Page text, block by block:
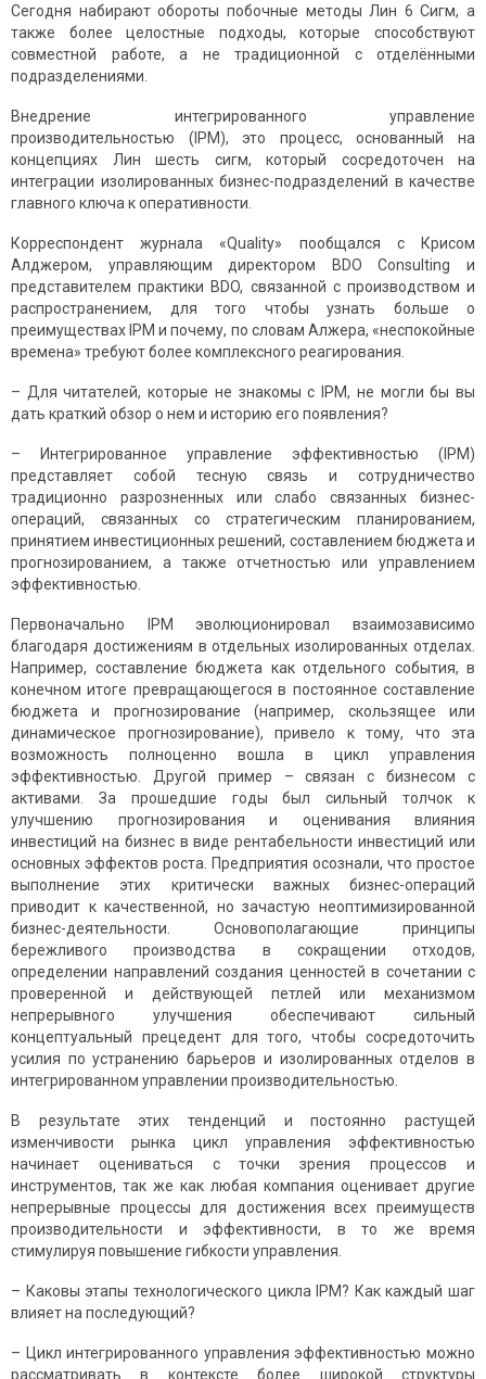
Сегодня набирают обороты побочные методы Лин 6 Сигм, а
также более целостные подходы, которые способствуют
совместной работе, а не традиционной с отделёнными
подразделениями.
Внедрение интегрированного управление
производительностью (IPM), это процесс, основанный на
концепциях Лин шесть сигм, который сосредоточен на
интеграции изолированных бизнес-подразделений в качестве
главного ключа к оперативности.
Корреспондент журнала «Quality» пообщался с Крисом
Алджером, управляющим директором BDO Consulting и
представителем практики BDO, связанной с производством и
распространением, для того чтобы узнать больше о
преимуществах IPM и почему, по словам Алжера, «неспокойные
времена» требуют более комплексного реагирования.
– Для читателей, которые не знакомы с IPM, не могли бы вы
дать краткий обзор о нем и историю его появления?
– Интегрированное управление эффективностью (IPM)
представляет собой тесную связь и сотрудничество
традиционно разрозненных или слабо связанных бизнес-
операций, связанных со стратегическим планированием,
принятием инвестиционных решений, составлением бюджета и
прогнозированием, а также отчетностью или управлением
эффективностью.
Первоначально IPM эволюционировал взаимозависимо
благодаря достижениям в отдельных изолированных отделах.
Например, составление бюджета как отдельного события, в
конечном итоге превращающегося в постоянное составление
бюджета и прогнозирование (например, скользящее или
динамическое прогнозирование), привело к тому, что эта
возможность полноценно вошла в цикл управления
эффективностью. Другой пример – связан с бизнесом с
активами. За прошедшие годы был сильный толчок к
улучшению прогнозирования и оценивания влияния
инвестиций на бизнес в виде рентабельности инвестиций или
основных эффектов роста. Предприятия осознали, что простое
выполнение этих критически важных бизнес-операций
приводит к качественной, но зачастую неоптимизированной
бизнес-деятельности. Основополагающие принципы
бережливого производства в сокращении отходов,
определении направлений создания ценностей в сочетании с
проверенной и действующей петлей или механизмом
непрерывного улучшения обеспечивают сильный
концептуальный прецедент для того, чтобы сосредоточить
усилия по устранению барьеров и изолированных отделов в
интегрированном управлении производительностью.
В результате этих тенденций и постоянно растущей
изменчивости рынка цикл управления эффективностью
начинает оцениваться с точки зрения процессов и
инструментов, так же как любая компания оценивает другие
непрерывные процессы для достижения всех преимуществ
производительности и эффективности, в то же время
стимулируя повышение гибкости управления.
– Каковы этапы технологического цикла IPM? Как каждый шаг
влияет на последующий?
– Цикл интегрированного управления эффективностью можно
рассматривать в контексте более широкой структуры